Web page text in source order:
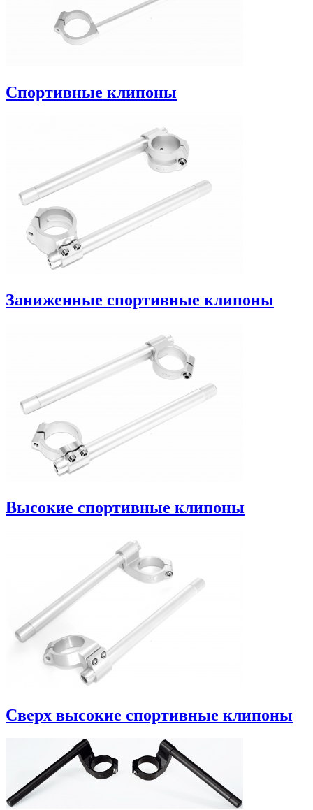
Спортивные клипоны
Заниженные спортивные клипоны
Высокие спортивные клипоны
Сверх высокие спортивные клипоны